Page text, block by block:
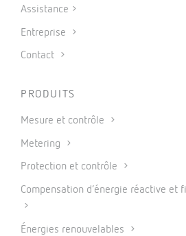
Assistance
Entreprise
Contact
PRODUITS
Mesure et contrôle
Metering
Protection et contrôle
Compensation d’énergie réactive et
Énergies renouvelables